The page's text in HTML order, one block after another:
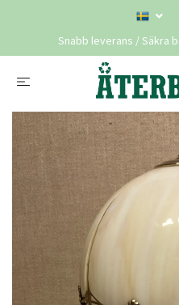
Snabb leverans / Säkra